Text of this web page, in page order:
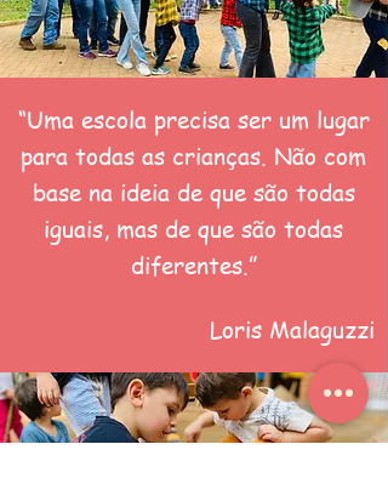
“Uma escola precisa ser um lugar
para todas as crianças. Não com
base na ideia de que são todas
iguais, mas de que são todas
diferentes.”
Loris Malaguzzi